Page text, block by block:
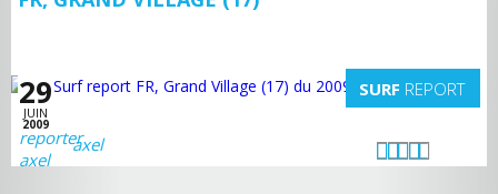
29
JUIN
2009
SURF REPORT
axel